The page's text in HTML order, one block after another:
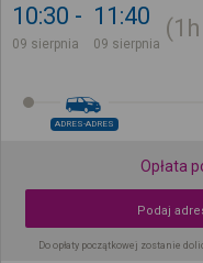
10:30
09 sierpnia
11:40
09 sierpnia
1h
ADRES-ADRES
Opłata
Podaj
Do opłaty początkowej zostanie